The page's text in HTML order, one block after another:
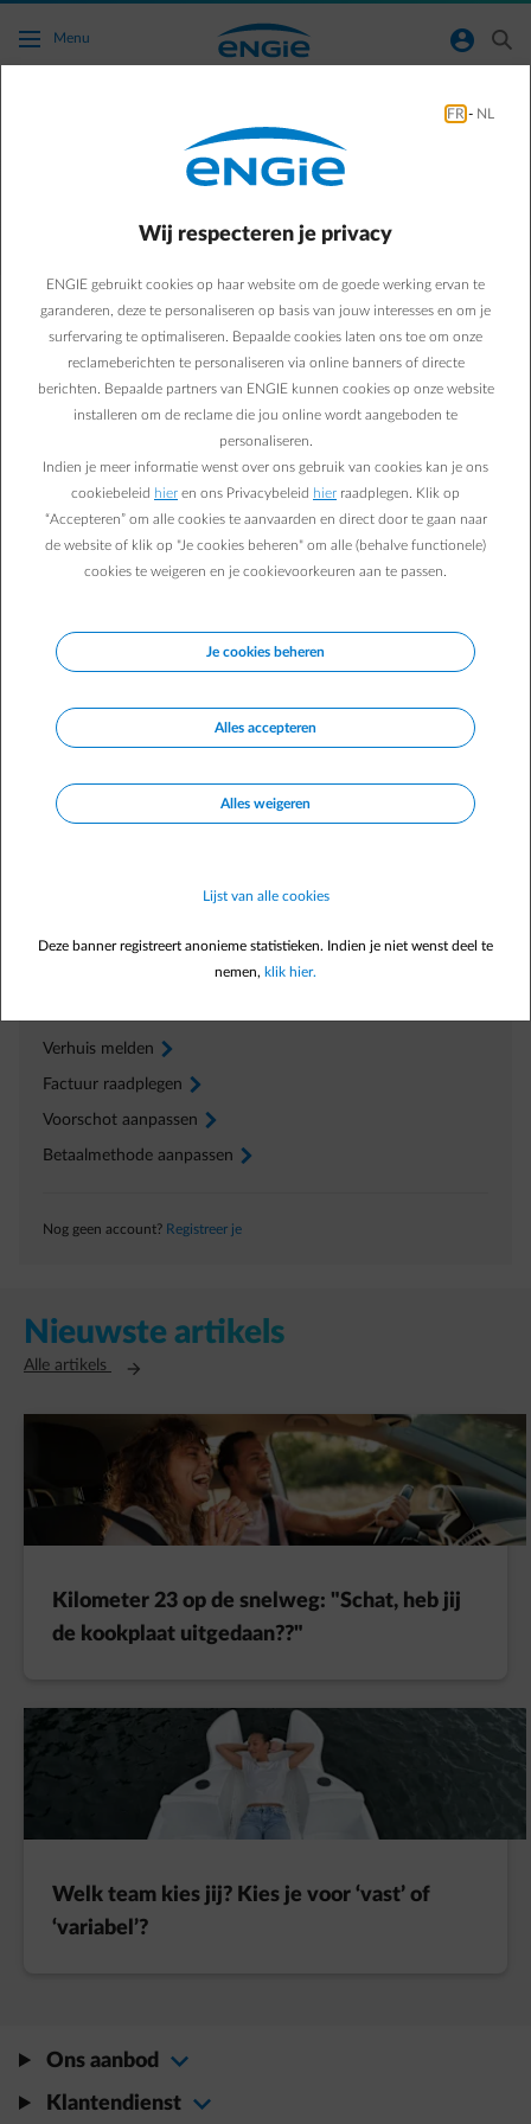
Ga naar de hoofdinhoud
Menu normal-account-circle search
Ik wil weten wat de verlenging van mijn
contract betekent.
arrow-left Terug naar contactpagina
Een contract heeft een bepaalde duurtijd (meestal van 1 jaar). Na
afloop van deze periode wordt je contract automatisch
verlengd. We bieden je uit ons huidige contract-aanbod het
contract aan dat het dichtst aansluit bij je vorige
contractvoorwaarden. Indien er contract-wijzigingen zijn, brengen
we je hier minstens 2 maanden voor het aflopen van je contract
contract-voorwaarden en een nieuwe prijsfiche.
Indien je akkoord bent, hoef je hiervoor niets te doen. Je nieuwe
contract-voorstel gaat automatisch in zodra je eind-datum
gepasseerd is.
Veelgestelde vragen
Wat is een voorschot?
Wat is de jaarafrekening?
Is de startdatum van mijn contract dezelfde als de datum
Direct zelf regelen
Verhuis melden arrow-right
Factuur raadplegen arrow-right
Voorschot aanpassen arrow-right
Betaalmethode aanpassen arrow-right
Nog geen account? Registreer je
Nieuwste artikels
Alle artikels Opent in een nieuw tabblad
Kilometer 23 op de snelweg: "Schat, heb jij
de kookplaat uitgedaan??"
Welk team kies jij? Kies je voor ‘vast’ of
‘variabel’?
Ons aanbod
Klantendienst
FR - NL
Wij respecteren je privacy
ENGIE gebruikt cookies op haar website om de goede werking ervan te
garanderen, deze te personaliseren op basis van jouw interesses en om je
surfervaring te optimaliseren. Bepaalde cookies laten ons toe om onze
reclameberichten te personaliseren via online banners of directe
berichten. Bepaalde partners van ENGIE kunnen cookies op onze website
installeren om de reclame die jou online wordt aangeboden te
personaliseren.
Indien je meer informatie wenst over ons gebruik van cookies kan je ons
cookiebeleid hier en ons Privacybeleid hier raadplegen. Klik op
“Accepteren” om alle cookies te aanvaarden en direct door te gaan naar
de website of klik op "Je cookies beheren" om alle (behalve functionele)
cookies te weigeren en je cookievoorkeuren aan te passen.
Je cookies beheren
Alles accepteren
Alles weigeren
Lijst van alle cookies
Deze banner registreert anonieme statistieken. Indien je niet wenst deel te
nemen, klik hier.